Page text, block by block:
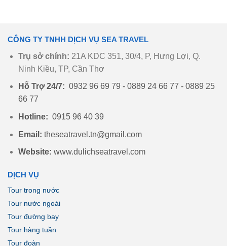
CÔNG TY TNHH DỊCH VỤ SEA TRAVEL
Trụ sở chính: 21A KDC 351, 30/4, P, Hưng Lợi, Q.
Ninh Kiều, TP, Cần Thơ
Hỗ Trợ 24/7: 0932 96 69 79 - 0889 24 66 77 - 0889 25
66 77
Hotline: 0915 96 40 39
Email: theseatravel.tn@gmail.com
Website: www.dulichseatravel.com
DỊCH VỤ
Tour trong nước
Tour nước ngoài
Tour đường bay
Tour hàng tuần
Tour đoàn